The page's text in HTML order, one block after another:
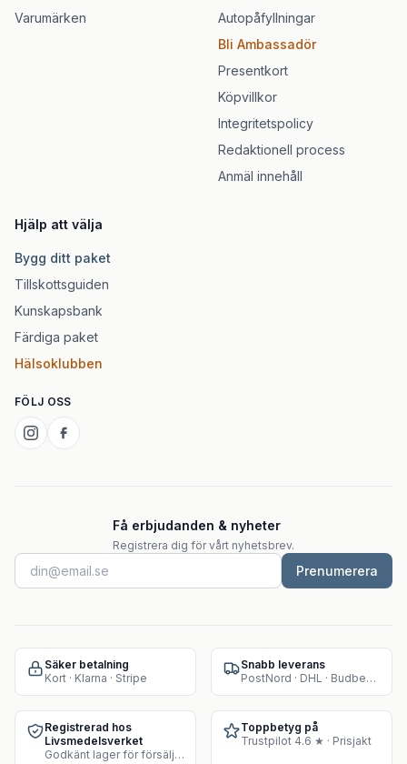
Varumärken
Autopåfyllningar
Bli Ambassadör
Presentkort
Köpvillkor
Integritetspolicy
Redaktionell process
Anmäl innehåll
Hjälp att välja
Bygg ditt paket
Tillskottsguiden
Kunskapsbank
Färdiga paket
Hälsoklubben
FÖLJ OSS
Få erbjudanden & nyheter
Registrera dig för vårt nyhetsbrev.
Prenumerera
Säker betalning
Kort · Klarna · Stripe
Snabb leverans
PostNord · DHL · Budbee · Instabox
Registrerad hos
Livsmedelsverket
Godkänt lager för försäljning av kosttillskott
Toppbetyg på
Trustpilot 4.6 ★ · Prisjakt